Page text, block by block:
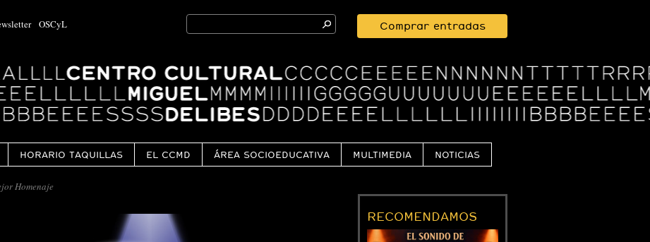
OSCyL
Search
for:
Comprar entradas
HORARIO TAQUILLAS EL CCMD ÁREA SOCIOEDUCATIVA MULTIMEDIA NOTICIAS
Homenaje
RECOMENDAMOS